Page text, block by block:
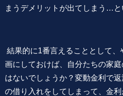
まうデメリットが出てしまう…
結果的に1番言えることとして
画にしておけば、自分たちの家
はないでしょうか？変動金利で
の借り入れをしてしまって、金